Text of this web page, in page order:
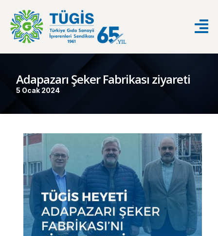
Adapazarı Şeker Fabrikası ziyareti
5 Ocak 2024